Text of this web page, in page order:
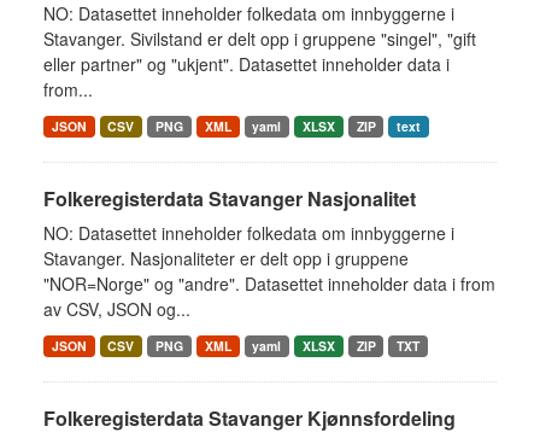
NO: Datasettet inneholder folkedata om innbyggerne i
Stavanger. Sivilstand er delt opp i gruppene "singel", "gift
eller partner" og "ukjent". Datasettet inneholder data i
from...
JSON CSV PNG XML yaml XLSX ZIP text
Folkeregisterdata Stavanger Nasjonalitet
NO: Datasettet inneholder folkedata om innbyggerne i
Stavanger. Nasjonaliteter er delt opp i gruppene
"NOR=Norge" og "andre". Datasettet inneholder data i from
av CSV, JSON og...
JSON CSV PNG XML yaml XLSX ZIP TXT
Folkeregisterdata Stavanger Kjønnsfordeling